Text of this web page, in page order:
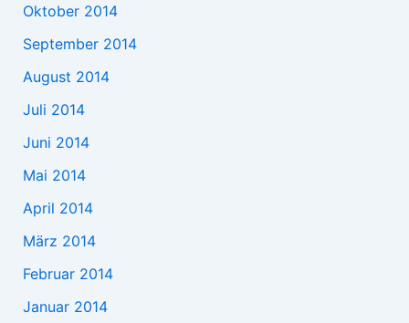
Oktober 2014
September 2014
August 2014
Juli 2014
Juni 2014
Mai 2014
April 2014
März 2014
Februar 2014
Januar 2014